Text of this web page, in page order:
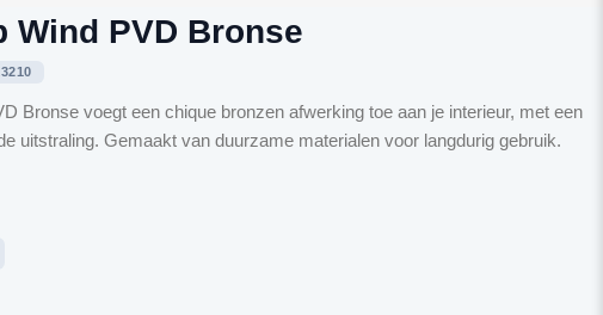
Wind PVD Bronse
Bronse voegt een chique bronzen afwerking toe aan je interieur, met een
uitstraling. Gemaakt van duurzame materialen voor langdurig gebruik.